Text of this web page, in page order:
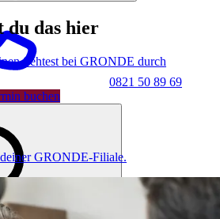
0821 50 89 69
buchen
du das hier
GRONDE-Filiale.